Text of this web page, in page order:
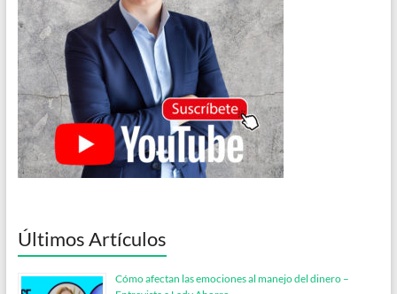
Últimos Artículos
Cómo afectan las emociones al manejo del dinero –